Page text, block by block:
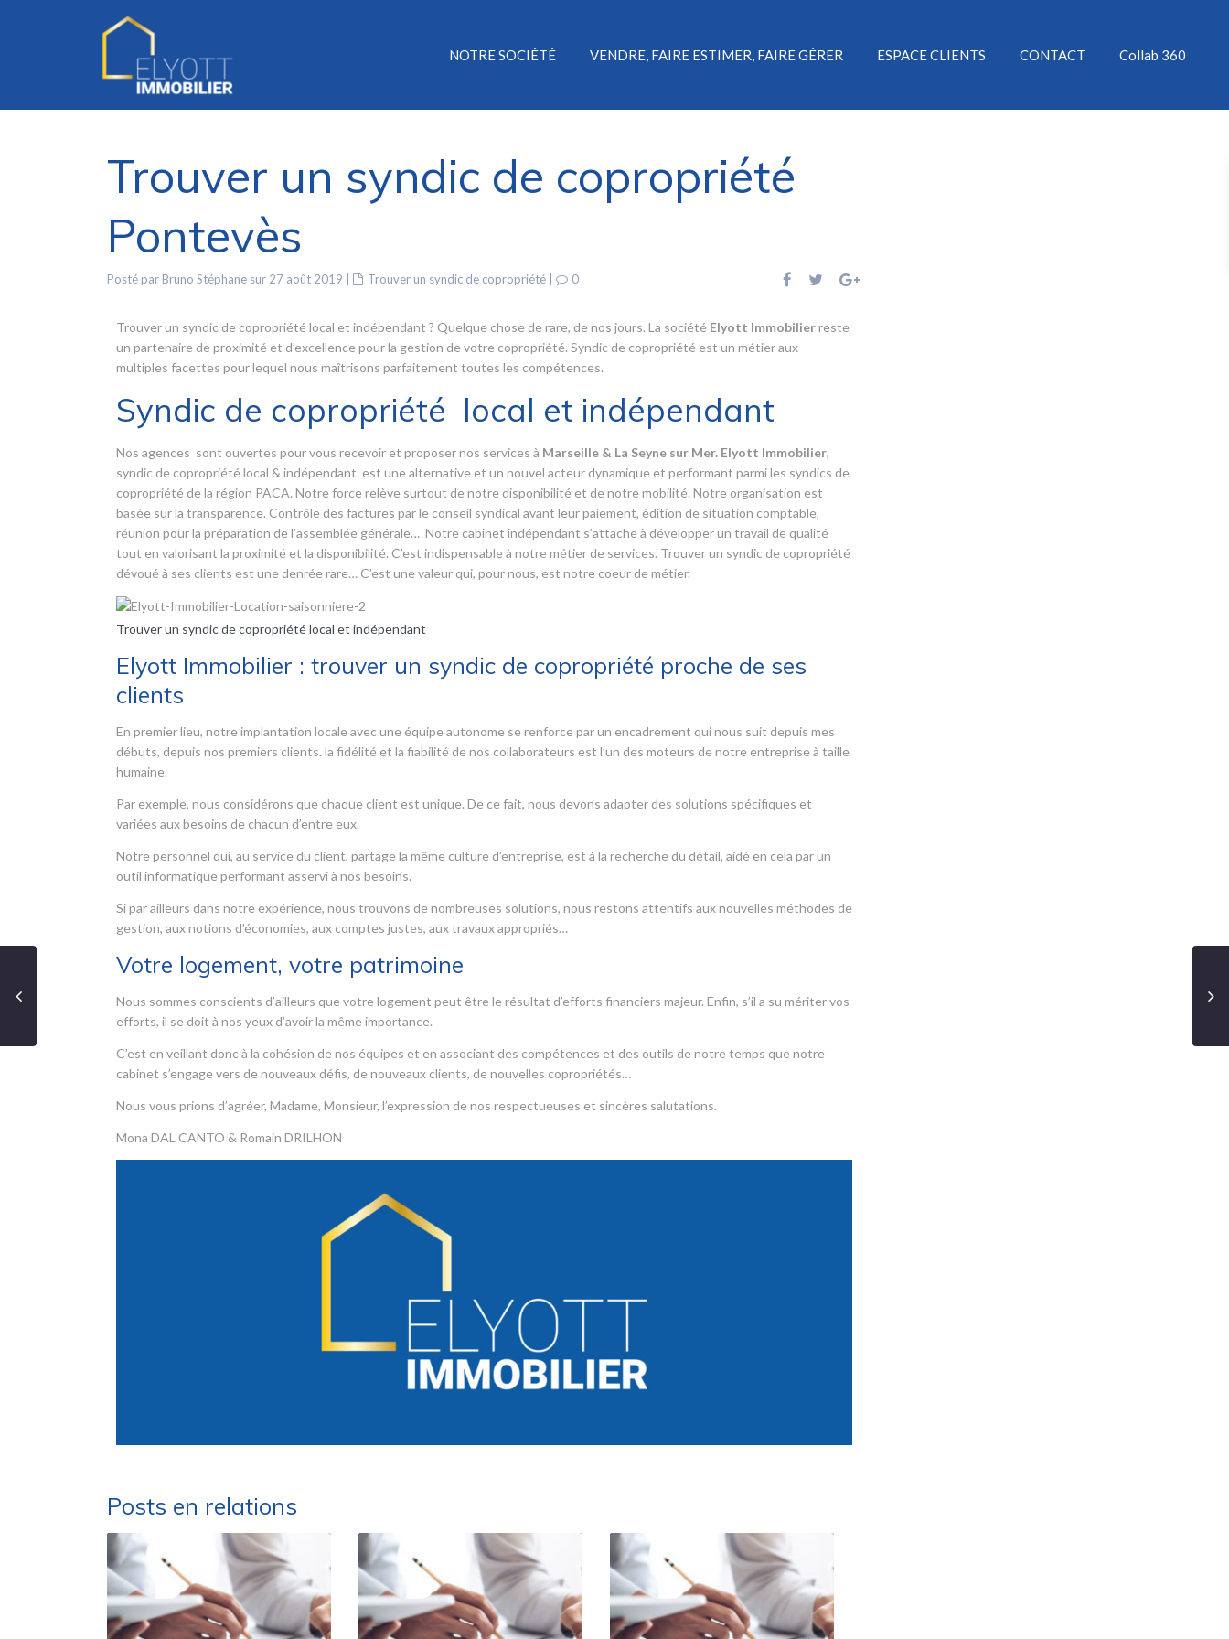
NOTRE SOCIÉTÉ VENDRE, FAIRE ESTIMER, FAIRE GÉRER ESPACE CLIENTS CONTACT Collab 360
Trouver un syndic de copropriété
Pontevès
Posté par Bruno Stéphane sur 27 août 2019 Trouver un syndic de copropriété 0
Trouver un syndic de copropriété local et indépendant ? Quelque chose de rare, de nos jours. La société Elyott Immobilierreste
un partenaire de proximité et d’excellence pour la gestion de votre copropriété. Syndic de copropriété est un métier aux
multiples facettes pour lequel nous maîtrisons parfaitement toutes les compétences.
Syndic de copropriété local et indépendant
Nos agences sont ouvertes pour vous recevoir et proposer nos services à Marseille & La Seyne sur Mer. Elyott Immobilier,
syndic de copropriété local & indépendant est une alternative et un nouvel acteur dynamique et performant parmi les syndics de
copropriété de la région PACA. Notre force relève surtout de notre disponibilité et de notre mobilité. Notre organisation est
basée sur la transparence. Contrôle des factures par le conseil syndical avant leur paiement, édition de situation comptable,
réunion pour la préparation de l’assemblée générale… Notre cabinet indépendant s’attache à développer un travail de qualité
tout en valorisant la proximité et la disponibilité. C’est indispensable à notre métier de services. Trouver un syndic de copropriété
dévoué à ses clients est une denrée rare… C’est une valeur qui, pour nous, est notre coeur de métier.
Trouver un syndic de copropriété local et indépendant
Elyott Immobilier : trouver un syndic de copropriété proche de ses
clients
En premier lieu, notre implantation locale avec une équipe autonome se renforce par un encadrement qui nous suit depuis mes
débuts, depuis nos premiers clients. la fidélité et la fiabilité de nos collaborateurs est l’un des moteurs de notre entreprise à taille
humaine.
Par exemple, nous considérons que chaque client est unique. De ce fait, nous devons adapter des solutions spécifiques et
variées aux besoins de chacun d’entre eux.
Notre personnel qui, au service du client, partage la même culture d’entreprise, est à la recherche du détail, aidé en cela par un
outil informatique performant asservi à nos besoins.
Si par ailleurs dans notre expérience, nous trouvons de nombreuses solutions, nous restons attentifs aux nouvelles méthodes de
gestion, aux notions d’économies, aux comptes justes, aux travaux appropriés…
Votre logement, votre patrimoine
Nous sommes conscients d’ailleurs que votre logement peut être le résultat d’efforts financiers majeur. Enfin, s’il a su mériter vos
efforts, il se doit à nos yeux d’avoir la même importance.
C’est en veillant donc à la cohésion de nos équipes et en associant des compétences et des outils de notre temps que notre
cabinet s’engage vers de nouveaux défis, de nouveaux clients, de nouvelles copropriétés…
Nous vous prions d’agréer, Madame, Monsieur, l’expression de nos respectueuses et sincères salutations.
Mona DAL CANTO & Romain DRILHON
Posts en relations